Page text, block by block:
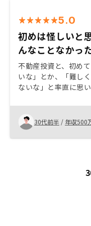
5.0
初めは怪しいと
んなことなかっ
不動産投資と、初め
いな」とか、「難し
ないな」と率直に思
当の方の話を聞くに
できる人は、絶対に
く感じるほどになり
スクの話も、担当の
すが、リスク以上に
た。今後とも宜しく
30代前半 / 年収500